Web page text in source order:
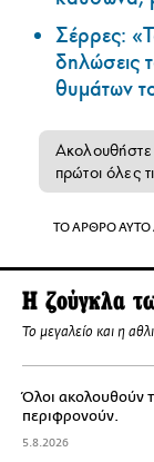
Σέρρες:
δηλώσεις
θυμάτων
Ακολουθήστε
πρώτοι όλες
ΤΟ ΑΡΘΡΟ ΑΥΤΟ
Η ζούγκλα
To μεγαλείο και η
Όλοι ακολουθούν
περιφρονούν.
5.8.2026